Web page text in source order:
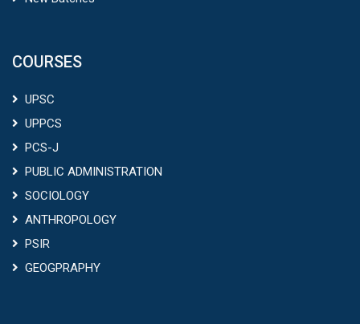
PUBLIC ADMINISTRATION
NEWSLETTER
Subscribe now for latest updates.